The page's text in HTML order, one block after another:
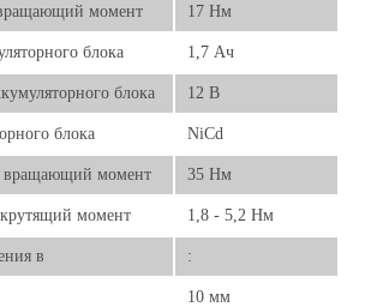
момент 17 Нм
блока 1,7 Ач
блока 12 В
блока NiCd
вращающий момент 35 Нм
момент 1,8 - 5,2 Нм
в :
10 мм